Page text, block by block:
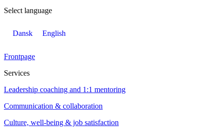
Select language
Dansk English
Frontpage
Services
Leadership coaching and 1:1 mentoring
Communication & collaboration
Culture, well-being & job satisfaction